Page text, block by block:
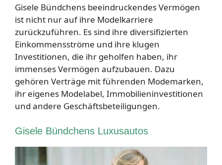
Gisele Bündchens beeindruckendes Vermögen
ist nicht nur auf ihre Modelkarriere
zurückzuführen. Es sind ihre diversifizierten
Einkommensströme und ihre klugen
Investitionen, die ihr geholfen haben, ihr
immenses Vermögen aufzubauen. Dazu
gehören Verträge mit führenden Modemarken,
ihr eigenes Modelabel, Immobilieninvestitionen
und andere Geschäftsbeteiligungen.
Gisele Bündchens Luxusautos